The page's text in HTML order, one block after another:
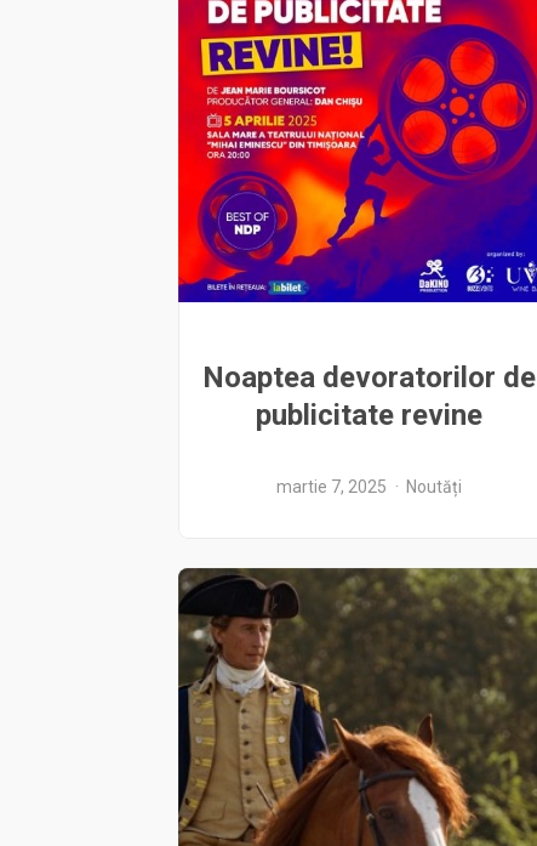
Noaptea devoratorilor de
publicitate revine
martie 7, 2025 Noutăți